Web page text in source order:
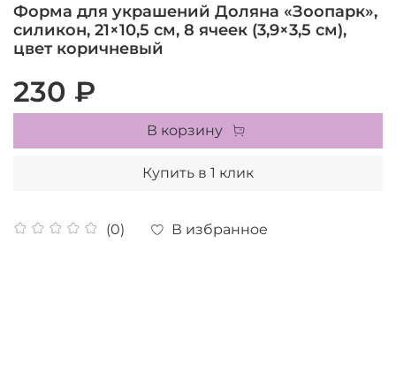
Форма для украшений Доляна «Зоопарк»,
силикон, 21×10,5 см, 8 ячеек (3,9×3,5 см),
цвет коричневый
(0) В избранное
230 ₽
В корзину
Купить в 1 клик